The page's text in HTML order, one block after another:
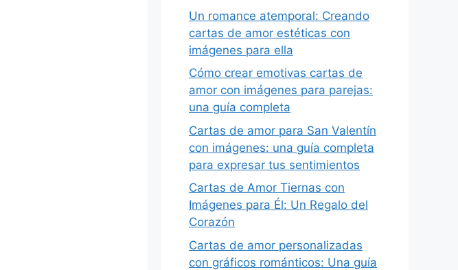
Un romance atemporal: Creando
cartas de amor estéticas con
imágenes para ella
Cómo crear emotivas cartas de
amor con imágenes para parejas:
una guía completa
Cartas de amor para San Valentín
con imágenes: una guía completa
para expresar tus sentimientos
Cartas de Amor Tiernas con
Imágenes para Él: Un Regalo del
Corazón
Cartas de amor personalizadas
con gráficos románticos: Una guía